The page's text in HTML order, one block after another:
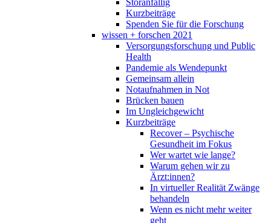
Störanfällig
Kurzbeiträge
Spenden Sie für die Forschung
wissen + forschen 2021
Versorgungsforschung und Public
Health
Pandemie als Wendepunkt
Gemeinsam allein
Notaufnahmen in Not
Brücken bauen
Im Ungleichgewicht
Kurzbeiträge
Recover – Psychische
Gesundheit im Fokus
Wer wartet wie lange?
Warum gehen wir zu
Ärzt:innen?
In virtueller Realität Zwänge
behandeln
Wenn es nicht mehr weiter
geht